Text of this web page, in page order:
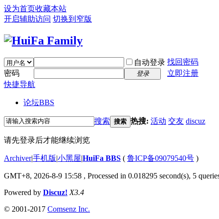
设为首页收藏本站
开启辅助访问 切换到窄版
自动登录 找回密码
密码
登录
立即注册
快捷导航
论坛BBS
搜索 搜索 热搜: 活动 交友 discuz
请先登录后才能继续浏览
Archiver|手机版|小黑屋|HuiFa BBS ( 鲁ICP备09079540号 )
GMT+8, 2026-8-9 15:58 , Processed in 0.018295 second(s), 5
Powered by Discuz! X3.4
© 2001-2017 Comsenz Inc.